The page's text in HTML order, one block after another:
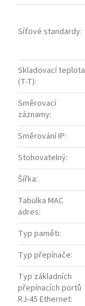
Síťové standardy:
Skladovací teplota
(T-T):
Směrovací
záznamy:
Směrování IP:
Stohovatelný:
Šířka:
Tabulka MAC
adres:
Typ paměti:
Typ přepínače:
Typ základních
přepínacích portů
RJ-45 Ethernet: